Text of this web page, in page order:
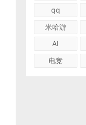
qq
米哈游
AI
电竞